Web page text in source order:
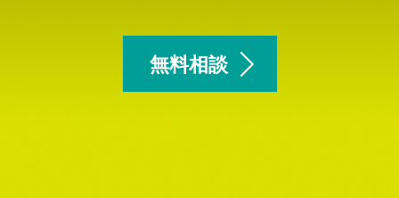
無料相談